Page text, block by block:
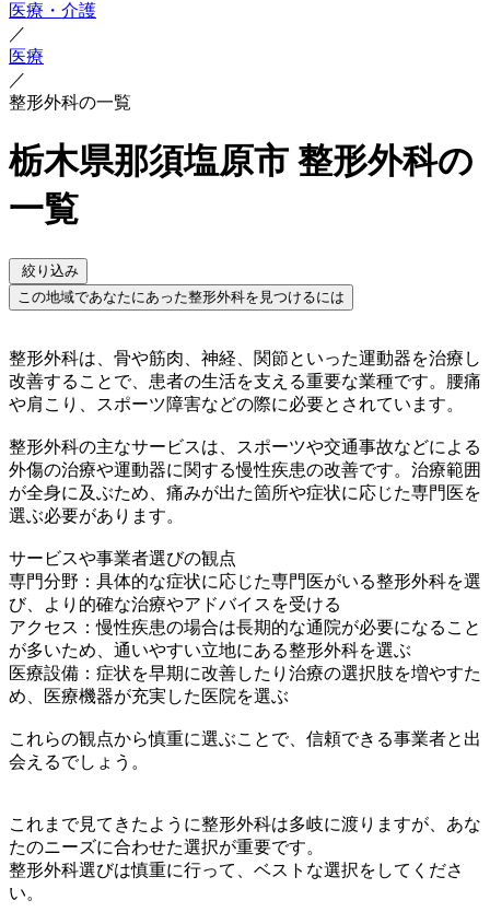
医療・介護
／
医療
／
整形外科の一覧
栃木県那須塩原市 整形外科の
一覧
絞り込み
この地域であなたにあった整形外科を見つけるには
整形外科は、骨や筋肉、神経、関節といった運動器を治療し
改善することで、患者の生活を支える重要な業種です。腰痛
や肩こり、スポーツ障害などの際に必要とされています。
整形外科の主なサービスは、スポーツや交通事故などによる
外傷の治療や運動器に関する慢性疾患の改善です。治療範囲
が全身に及ぶため、痛みが出た箇所や症状に応じた専門医を
選ぶ必要があります。
サービスや事業者選びの観点
専門分野：具体的な症状に応じた専門医がいる整形外科を選
び、より的確な治療やアドバイスを受ける
アクセス：慢性疾患の場合は長期的な通院が必要になること
が多いため、通いやすい立地にある整形外科を選ぶ
医療設備：症状を早期に改善したり治療の選択肢を増やすた
め、医療機器が充実した医院を選ぶ
これらの観点から慎重に選ぶことで、信頼できる事業者と出
会えるでしょう。
これまで見てきたように整形外科は多岐に渡りますが、あな
たのニーズに合わせた選択が重要です。
整形外科選びは慎重に行って、ベストな選択をしてくださ
い。